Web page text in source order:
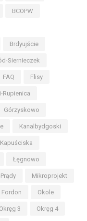
BCOPW
Brdyujście
Siernieczek
FAQ Flisy
Rupienica
Górzyskowo
Kanalbydgoski
Kapuściska
Łęgnowo
Mikroprojekt
Fordon Okole
Okręg 3 Okręg 4